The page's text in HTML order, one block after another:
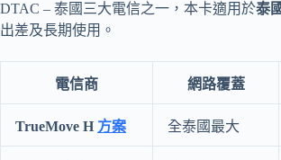
DTAC – 泰國三大電信之一，本卡適用於泰
出差及長期使用。
電信商 網路覆蓋
TrueMove H 方案 全泰國最大